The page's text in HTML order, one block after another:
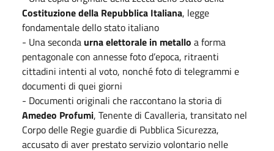
Costituzione della Repubblica Italiana, legge
fondamentale dello stato italiano
- Una seconda urna elettorale in metallo a forma
pentagonale con annesse foto d’epoca, ritraenti
cittadini intenti al voto, nonché foto di telegrammi e
documenti di quei giorni
- Documenti originali che raccontano la storia di
Amedeo Profumi, Tenente di Cavalleria, transitato nel
Corpo delle Regie guardie di Pubblica Sicurezza,
accusato di aver prestato servizio volontario nelle